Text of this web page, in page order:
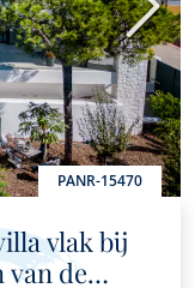
PANR-15470
vlak bij
van de